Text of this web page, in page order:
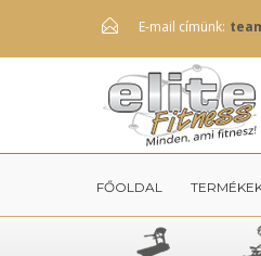
E-mail címünk:
FŐOLDAL